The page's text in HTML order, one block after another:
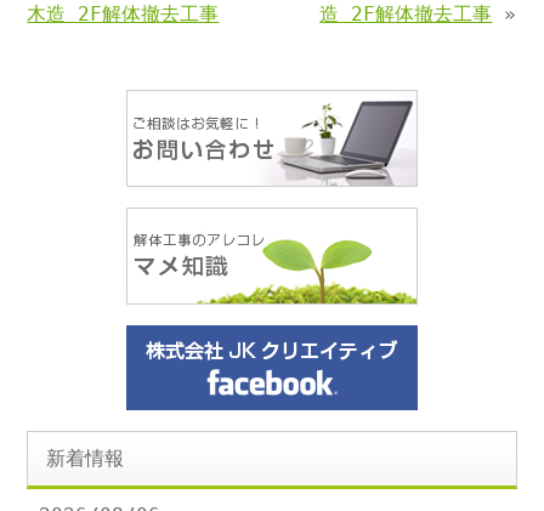
木造 2F解体撤去工事
造 2F解体撤去工事 »
新着情報